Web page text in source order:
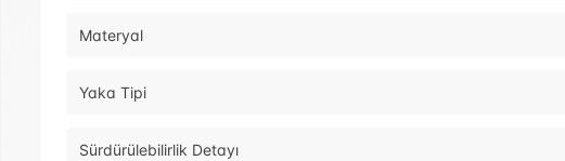
Materyal
Yaka Tipi
Sürdürülebilirlik Detayı